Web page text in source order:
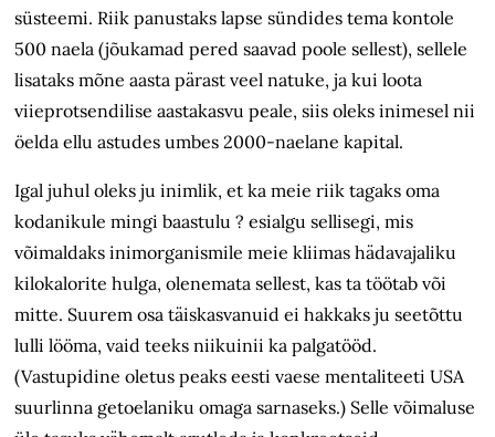
süsteemi. Riik panustaks lapse sündides tema kontole
500 naela (jõukamad pered saavad poole sellest), sellele
lisataks mõne aasta pärast veel natuke, ja kui loota
viieprotsendilise aastakasvu peale, siis oleks inimesel nii
öelda ellu astudes umbes 2000-naelane kapital.
Igal juhul oleks ju inimlik, et ka meie riik tagaks oma
kodanikule mingi baastulu ? esialgu sellisegi, mis
võimaldaks inimorganismile meie kliimas hädavajaliku
kilokalorite hulga, olenemata sellest, kas ta töötab või
mitte. Suurem osa täiskasvanuid ei hakkaks ju seetõttu
lulli lööma, vaid teeks niikuinii ka palgatööd.
(Vastupidine oletus peaks eesti vaese mentaliteeti USA
suurlinna getoelaniku omaga sarnaseks.) Selle võimaluse